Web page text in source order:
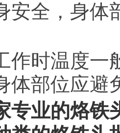
安全，身体
时温度一
体部位应避
专业的烙铁